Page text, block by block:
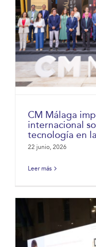
CM Málaga
internacional
tecnología en
22 junio, 2026
Leer más